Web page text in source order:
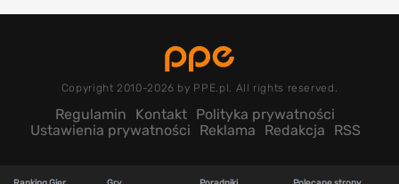
Copyright 2010-2026 by PPE.pl. All rights reserved.
Regulamin Kontakt Polityka prywatności
Ustawienia prywatności
Reklama Redakcja RSS